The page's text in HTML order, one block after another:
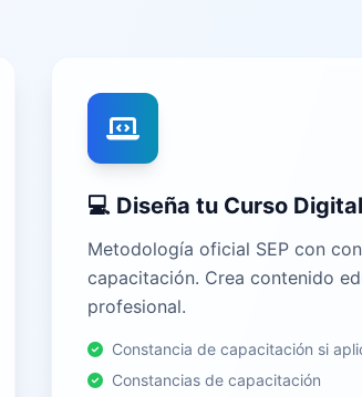
💻 Diseña tu Curso Digital
Metodología oficial SEP con
capacitación. Crea contenido
profesional.
Constancia de capacitación si
Constancias de capacitación